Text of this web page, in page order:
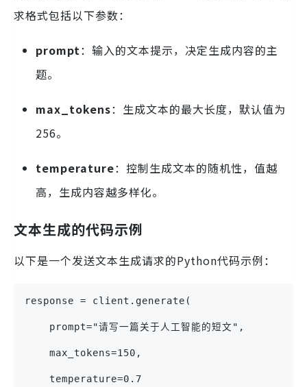
求格式包括以下参数：
prompt：输入的文本提示，决定生成内容的主
题。
max_tokens：生成文本的最大长度，默认值为
256。
temperature：控制生成文本的随机性，值越
高，生成内容越多样化。
文本生成的代码示例
以下是一个发送文本生成请求的Python代码示例：
response = client.generate(
    prompt="请写一篇关于人工智能的短文",
    max_tokens=150,
    temperature=0.7